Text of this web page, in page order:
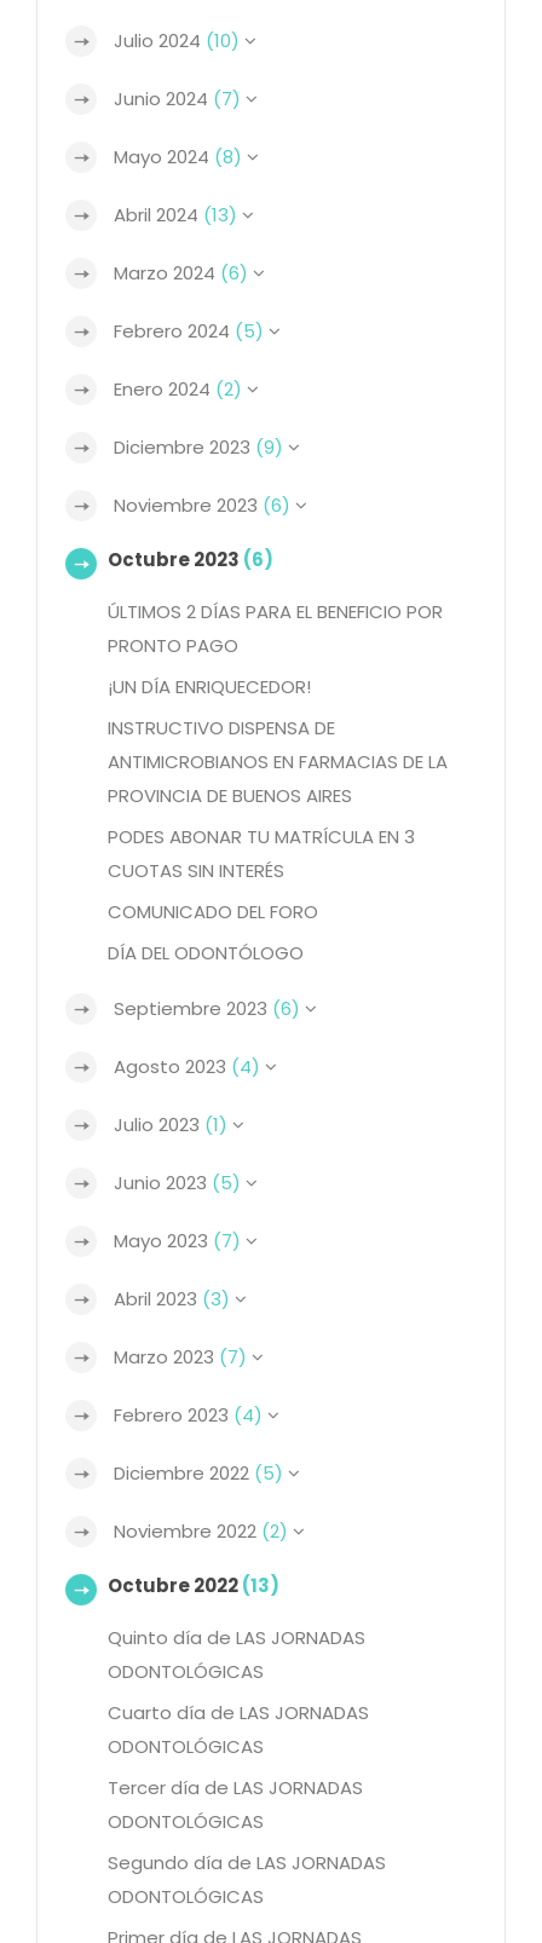
Julio 2024 (10)
Junio 2024 (7)
Mayo 2024 (8)
Abril 2024 (13)
Marzo 2024 (6)
Febrero 2024 (5)
Enero 2024 (2)
Diciembre 2023 (9)
Noviembre 2023 (6)
Octubre 2023 (6)
ÚLTIMOS 2 DÍAS PARA EL BENEFICIO POR
PRONTO PAGO
¡UN DÍA ENRIQUECEDOR!
INSTRUCTIVO DISPENSA DE
ANTIMICROBIANOS EN FARMACIAS DE LA
PROVINCIA DE BUENOS AIRES
PODES ABONAR TU MATRÍCULA EN 3
CUOTAS SIN INTERÉS
COMUNICADO DEL FORO
DÍA DEL ODONTÓLOGO
Septiembre 2023 (6)
Agosto 2023 (4)
Julio 2023 (1)
Junio 2023 (5)
Mayo 2023 (7)
Abril 2023 (3)
Marzo 2023 (7)
Febrero 2023 (4)
Diciembre 2022 (5)
Noviembre 2022 (2)
Octubre 2022(13)
Quinto día de LAS JORNADAS
ODONTOLÓGICAS
Cuarto día de LAS JORNADAS
ODONTOLÓGICAS
Tercer día de LAS JORNADAS
ODONTOLÓGICAS
Segundo día de LAS JORNADAS
ODONTOLÓGICAS
Primer día de LAS JORNADAS